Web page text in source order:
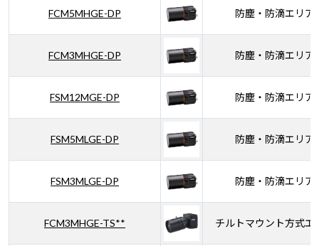
FCM5MHGE-DP 防塵・防滴エリア
FCM3MHGE-DP 防塵・防滴エリア
FSM12MGE-DP 防塵・防滴エリア
FSM5MLGE-DP 防塵・防滴エリア
FSM3MLGE-DP 防塵・防滴エリア
FCM3MHGE-TS** チルトマウント方式エ